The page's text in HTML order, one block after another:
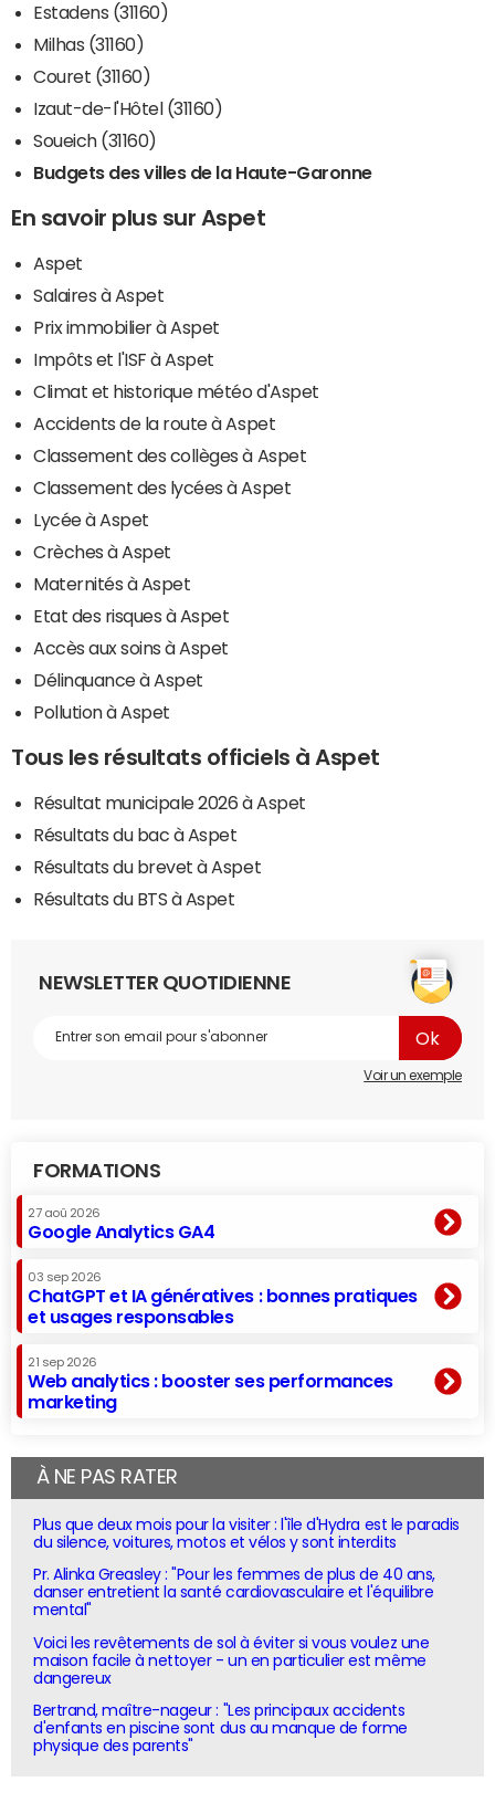
Estadens (31160)
Milhas (31160)
Couret (31160)
Izaut-de-l'Hôtel (31160)
Soueich (31160)
Budgets des villes de la Haute-Garonne
En savoir plus sur Aspet
Aspet
Salaires à Aspet
Prix immobilier à Aspet
Impôts et l'ISF à Aspet
Climat et historique météo d'Aspet
Accidents de la route à Aspet
Classement des collèges à Aspet
Classement des lycées à Aspet
Lycée à Aspet
Crèches à Aspet
Maternités à Aspet
Etat des risques à Aspet
Accès aux soins à Aspet
Délinquance à Aspet
Pollution à Aspet
Tous les résultats officiels à Aspet
Résultat municipale 2026 à Aspet
Résultats du bac à Aspet
Résultats du brevet à Aspet
Résultats du BTS à Aspet
NEWSLETTER QUOTIDIENNE
Voir un exemple
FORMATIONS
27 aoû 2026
Google Analytics GA4
03 sep 2026
ChatGPT et IA génératives : bonnes pratiques
et usages responsables
21 sep 2026
Web analytics : booster ses performances
marketing
À NE PAS RATER
Plus que deux mois pour la visiter : l'île d'Hydra est le paradis
du silence, voitures, motos et vélos y sont interdits
Pr. Alinka Greasley : "Pour les femmes de plus de 40 ans,
danser entretient la santé cardiovasculaire et l'équilibre
mental"
Voici les revêtements de sol à éviter si vous voulez une
maison facile à nettoyer - un en particulier est même
dangereux
Bertrand, maître-nageur : "Les principaux accidents
d'enfants en piscine sont dus au manque de forme
physique des parents"